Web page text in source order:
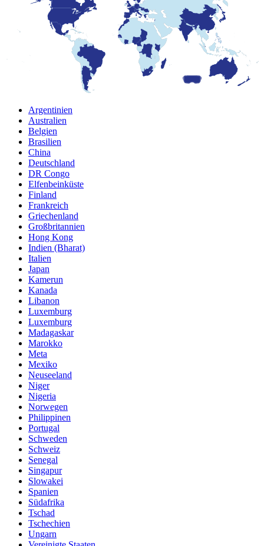
Argentinien
Australien
Belgien
Brasilien
China
Deutschland
DR Congo
Elfenbeinküste
Finland
Frankreich
Griechenland
Großbritannien
Hong Kong
Indien (Bharat)
Italien
Japan
Kamerun
Kanada
Libanon
Luxemburg
Luxemburg
Madagaskar
Marokko
Meta
Mexiko
Neuseeland
Niger
Nigeria
Norwegen
Philippinen
Portugal
Schweden
Schweiz
Senegal
Singapur
Slowakei
Spanien
Südafrika
Tschad
Tschechien
Ungarn